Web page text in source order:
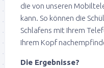
die von unseren
kann. So können die
Schlafens mit Ihrem
Ihrem Kopf
Die Ergebnisse?